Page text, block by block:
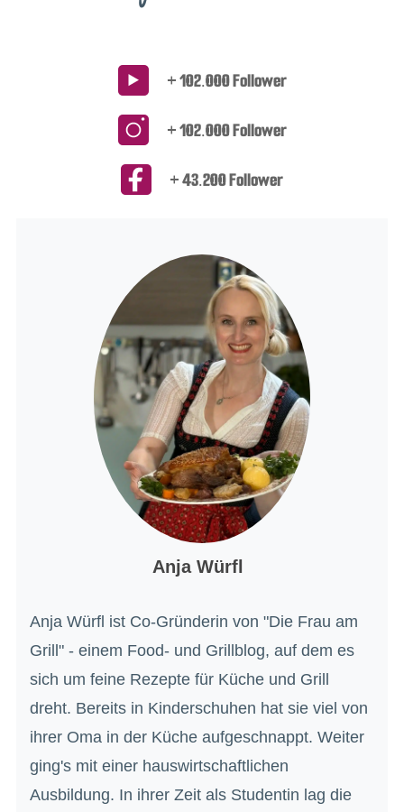
+ 102.000 Follower
+ 102.000 Follower
+ 43.200 Follower
Anja Würfl
Anja Würfl ist Co-Gründerin von "Die Frau am
Grill" - einem Food- und Grillblog, auf dem es
sich um feine Rezepte für Küche und Grill
dreht. Bereits in Kinderschuhen hat sie viel von
ihrer Oma in der Küche aufgeschnappt. Weiter
ging's mit einer hauswirtschaftlichen
Ausbildung. In ihrer Zeit als Studentin lag die